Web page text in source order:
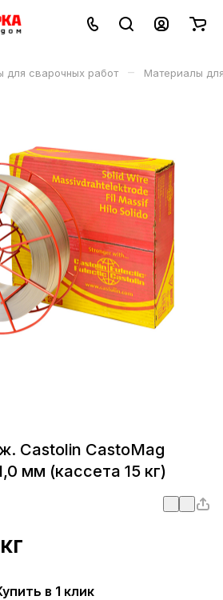
для сварочных работ – Материалы
Castolin CastoMag
мм (кассета 15 кг)
кг
в 1 клик